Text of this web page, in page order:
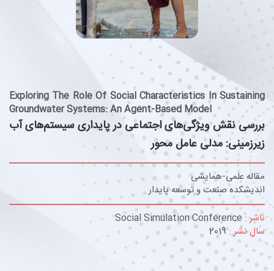
Exploring The Role Of Social Characteristics In Sustaining
Groundwater Systems: An Agent-Based Model
بررسی نقش ویژگی‌های اجتماعی در پایداری سیستم‌های آب
زیرزمینی: مدلی عامل محور
مقاله علمی-همایشی
اندیشکده صنعت و توسعه پایدار
ناشر :Social Simulation Conference
سال نشر :2019